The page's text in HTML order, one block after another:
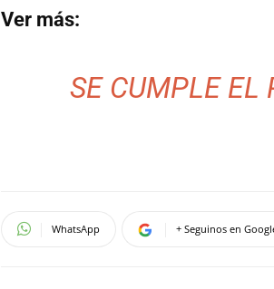
Ver más:
SE CUMPLE EL
WhatsApp + Seguinos en